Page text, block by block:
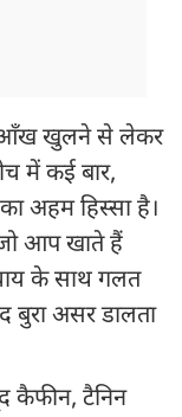
आँख खुलने से लेकर
में कई बार,
अहम हिस्सा है।
आप खाते हैं
के साथ गलत
बुरा असर डालता
कैफीन, टैनिन